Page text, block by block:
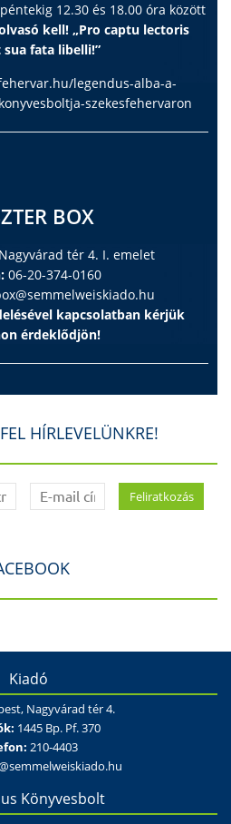
12.30 és 18.00 óra között
kell! „Pro captu lectoris
sua fata libelli!”
legendus-alba-a-
szekesfehervaron
BOX
tér 4. I. emelet
06-20-374-0160
kapcsolatban kérjük
érdeklődjön!
HÍRLEVELÜNKRE!
Kiadó
Nagyvárad tér 4.
1445 Bp. Pf. 370
210-4403
Könyvesbolt